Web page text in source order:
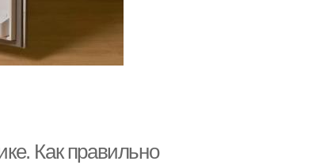
Как правильно